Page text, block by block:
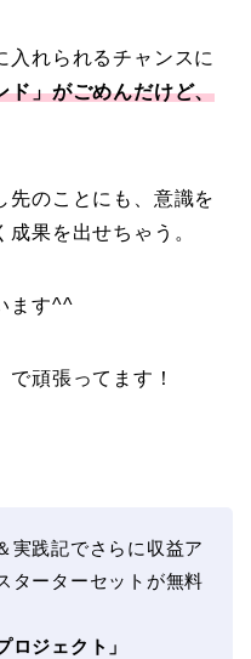
入れられるチャンスに
ド」がごめんだけど、
先のことにも、意識を
果を出せちゃう。
ます^^
頑張ってます！
実践記でさらに収益ア
ターターセットが無料
ロジェクト」